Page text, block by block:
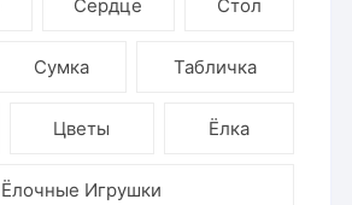
Сердце Стол
Сумка Табличка
Цветы Ёлка
Ёлочные Игрушки